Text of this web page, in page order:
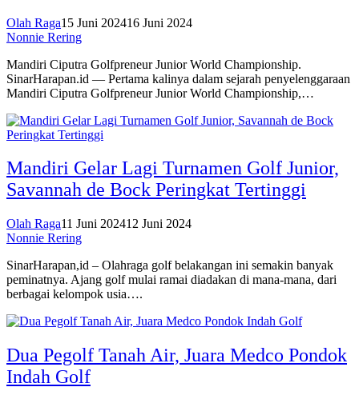
Olah Raga15 Juni 202416 Juni 2024
Nonnie Rering
Mandiri Ciputra Golfpreneur Junior World Championship.
SinarHarapan.id — Pertama kalinya dalam sejarah penyelenggaraan
Mandiri Ciputra Golfpreneur Junior World Championship,…
Mandiri Gelar Lagi Turnamen Golf Junior,
Savannah de Bock Peringkat Tertinggi
Olah Raga11 Juni 202412 Juni 2024
Nonnie Rering
SinarHarapan,id – Olahraga golf belakangan ini semakin banyak
peminatnya. Ajang golf mulai ramai diadakan di mana-mana, dari
berbagai kelompok usia….
Dua Pegolf Tanah Air, Juara Medco Pondok
Indah Golf